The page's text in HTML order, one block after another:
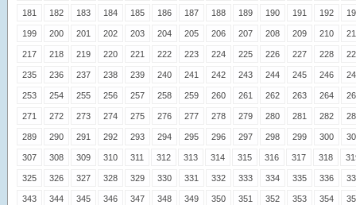
181 182 183 184 185 186 187 188 189 190 191 192
199 200 201 202 203 204 205 206 207 208 209 210
217 218 219 220 221 222 223 224 225 226 227 228
235 236 237 238 239 240 241 242 243 244 245 246
253 254 255 256 257 258 259 260 261 262 263 264
271 272 273 274 275 276 277 278 279 280 281 282
289 290 291 292 293 294 295 296 297 298 299 300
307 308 309 310 311 312 313 314 315 316 317 318
325 326 327 328 329 330 331 332 333 334 335 336
343 344 345 346 347 348 349 350 351 352 353 354